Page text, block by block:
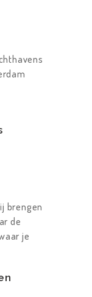
brengen
de
je